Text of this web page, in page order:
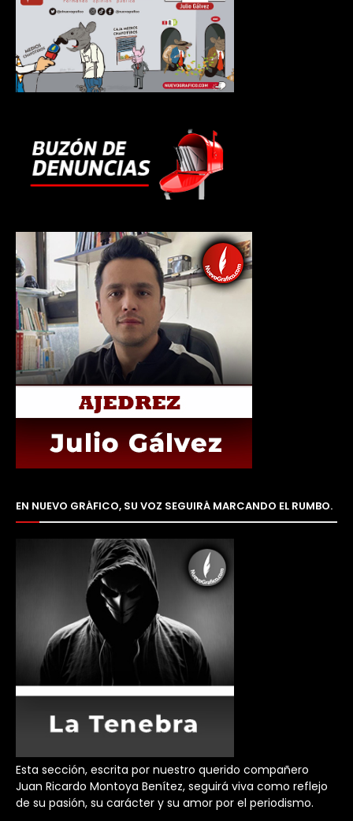
EN NUEVO GRÁFICO, SU VOZ SEGUIRÁ MARCANDO EL RUMBO.
Esta sección, escrita por nuestro querido compañero
Juan Ricardo Montoya Benítez, seguirá viva como reflejo
de su pasión, su carácter y su amor por el periodismo.